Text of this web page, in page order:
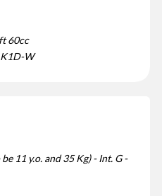
60cc
W
11 y.o. and 35 Kg) - Int. G -